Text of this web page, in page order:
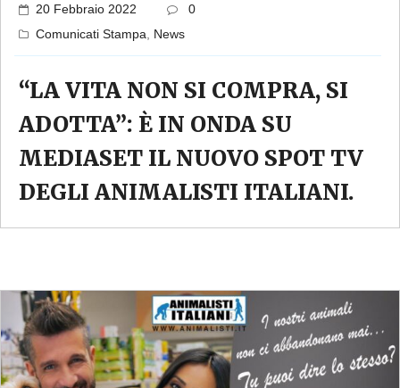
20 Febbraio 2022
0
Comunicati Stampa
News
“LA VITA NON SI COMPRA, SI
ADOTTA”: È IN ONDA SU
MEDIASET IL NUOVO SPOT TV
DEGLI ANIMALISTI ITALIANI.